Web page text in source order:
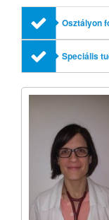
Osztályon
profilok említésével
Speciális